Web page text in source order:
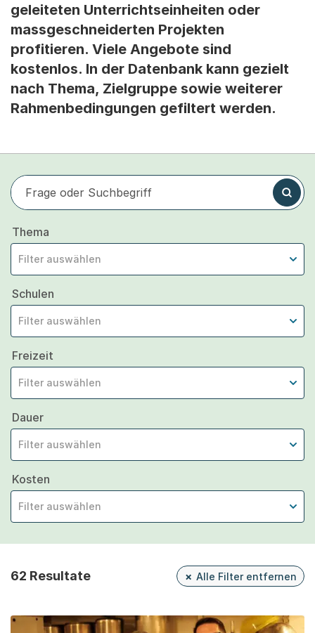
geleiteten Unterrichtseinheiten oder
massgeschneiderten Projekten
profitieren. Viele Angebote sind
kostenlos. In der Datenbank kann gezielt
nach Thema, Zielgruppe sowie weiterer
Rahmenbedingungen gefiltert werden.
Frage oder Suchbegriff
Suchen
Thema
Filter auswählen
Schulen
Filter auswählen
Freizeit
Filter auswählen
Dauer
Filter auswählen
Kosten
Filter auswählen
62 Resultate Alle Filter entfernen